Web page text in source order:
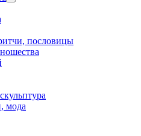
пословицы
мода